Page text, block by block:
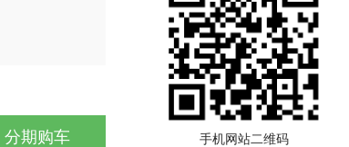
分期购车 手机网站二维码